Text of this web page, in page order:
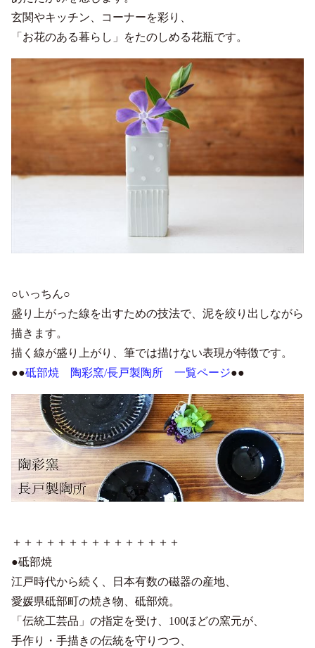
玄関やキッチン、コーナーを彩り、
「お花のある暮らし」をたのしめる花瓶です。
○いっちん○
盛り上がった線を出すための技法で、泥を絞り出しながら
描きます。
描く線が盛り上がり、筆では描けない表現が特徴です。
●●砥部焼 陶彩窯/長戸製陶所 一覧ページ●●
＋＋＋＋＋＋＋＋＋＋＋＋＋＋＋
●砥部焼
江戸時代から続く、日本有数の磁器の産地、
愛媛県砥部町の焼き物、砥部焼。
「伝統工芸品」の指定を受け、100ほどの窯元が、
手作り・手描きの伝統を守りつつ、